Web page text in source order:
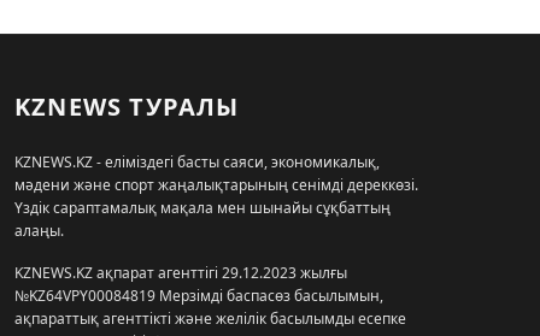
KZNEWS ТУРАЛЫ
KZNEWS.KZ - еліміздегі басты саяси, экономикалық,
мәдени және спорт жаңалықтарының сенімді дереккөзі.
Үздік сараптамалық мақала мен шынайы сұқбаттың
алаңы.
KZNEWS.KZ ақпарат агенттігі 29.12.2023 жылғы
№KZ64VPY00084819 Мерзімді баспасөз басылымын,
ақпараттық агенттікті және желілік басылымды есепке